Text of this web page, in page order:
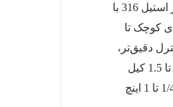
اجازه می‌دهد و از بازگشت سیال (Backflow) جلوگیری می‌کند. اتصال رزوه‌ای NPT (نری یا مادگی) برای اتصال مستقیم به لوله فراهم می‌کند. بدنه از استیل 316 با
کوچک تا
دقیق‌تر،
افت فشار کمتر و قابلیت تنظیم فشار باز شدن (Cracking Pressure) را دارد و برای ابزار دقیق و سیستم‌های کالیبراسیون ایده‌آل است. وزن سبک (0.3 تا 1.5 کیل
وزن) و زمان پاسخگویی کمتر از 0.05 ثانیه، ایمنی and safety را افزایش می‌دهد. این شیر با استاندارد Fire Safe (API 607) سازگار است و در سایزهای 1/4 تا 1 اینچ